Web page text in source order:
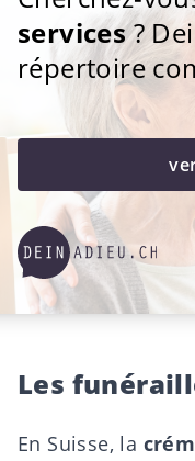
services?
répertoire
Les
En Suisse, la